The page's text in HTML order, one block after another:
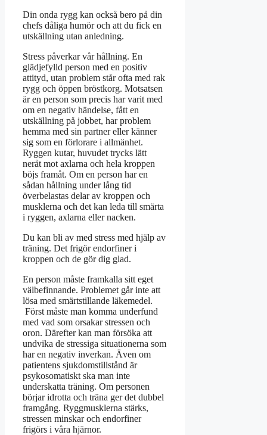
Din onda rygg kan också bero på din
chefs dåliga humör och att du fick en
utskällning utan anledning.
Stress påverkar vår hållning. En
glädjefylld person med en positiv
attityd, utan problem står ofta med rak
rygg och öppen bröstkorg. Motsatsen
är en person som precis har varit med
om en negativ händelse, fått en
utskällning på jobbet, har problem
hemma med sin partner eller känner
sig som en förlorare i allmänhet.
Ryggen kutar, huvudet trycks lätt
neråt mot axlarna och hela kroppen
böjs framåt. Om en person har en
sådan hållning under lång tid
överbelastas delar av kroppen och
musklerna och det kan leda till smärta
i ryggen, axlarna eller nacken.
Du kan bli av med stress med hjälp av
träning. Det frigör endorfiner i
kroppen och de gör dig glad.
En person måste framkalla sitt eget
välbefinnande. Problemet går inte att
lösa med smärtstillande läkemedel.
Först måste man komma underfund
med vad som orsakar stressen och
oron. Därefter kan man försöka att
undvika de stressiga situationerna som
har en negativ inverkan. Även om
patientens sjukdomstillstånd är
psykosomatiskt ska man inte
underskatta träning. Om personen
börjar idrotta och träna ger det dubbel
framgång. Ryggmusklerna stärks,
stressen minskar och endorfiner
frigörs i våra hjärnor.